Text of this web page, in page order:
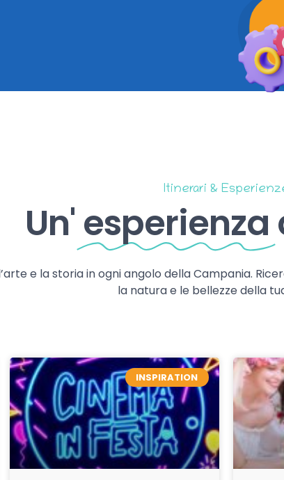
Itinerari &
Un' esperienza
e la storia in ogni angolo della Campania.
la natura e le bellezze della
INSPIRATION